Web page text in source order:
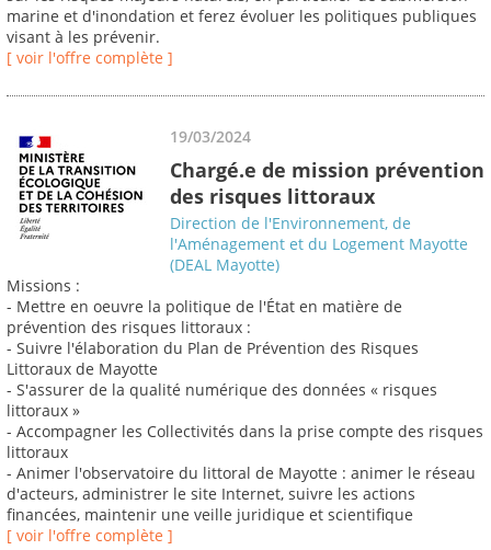
marine et d'inondation et ferez évoluer les politiques publiques
visant à les prévenir.
[ voir l'offre complète ]
19/03/2024
Chargé.e de mission prévention
des risques littoraux
Direction de l'Environnement, de
l'Aménagement et du Logement Mayotte
(DEAL Mayotte)
Missions :
- Mettre en oeuvre la politique de l'État en matière de
prévention des risques littoraux :
- Suivre l'élaboration du Plan de Prévention des Risques
Littoraux de Mayotte
- S'assurer de la qualité numérique des données « risques
littoraux »
- Accompagner les Collectivités dans la prise compte des risques
littoraux
- Animer l'observatoire du littoral de Mayotte : animer le réseau
d'acteurs, administrer le site Internet, suivre les actions
financées, maintenir une veille juridique et scientifique
[ voir l'offre complète ]